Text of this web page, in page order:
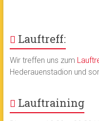
Lauftreff:
Wir treffen uns zum
Hederauenstadion und
Lauftraining